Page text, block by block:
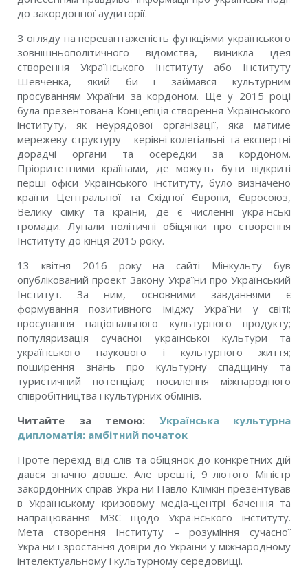
до закордонної аудиторії.
З огляду на перевантаженість функціями українського
зовнішньополітичного відомства, виникла ідея
створення Українського Інституту або Інституту
Шевченка, який би і займався культурним
просуванням України за кордоном. Ще у 2015 році
була презентована Концепція створення Українського
інституту, як неурядової організації, яка матиме
мережеву структуру – керівні колегіальні та експертні
дорадчі органи та осередки за кордоном.
Пріоритетними країнами, де можуть бути відкриті
перші офіси Українського інституту, було визначено
країни Центральної та Східної Європи, Євросоюз,
Велику сімку та країни, де є численні українські
громади. Лунали політичні обіцянки про створення
Інституту до кінця 2015 року.
13 квітня 2016 року на сайті Мінкульту був
опублікований проект Закону України про Український
Інститут. За ним, основними завданнями є
формування позитивного іміджу України у світі;
просування національного культурного продукту;
популяризація сучасної української культури та
українського наукового і культурного життя;
поширення знань про культурну спадщину та
туристичний потенціал; посилення міжнародного
співробітництва і культурних обмінів.
Читайте за темою: Українська культурна
дипломатія: амбітний початок
Проте перехід від слів та обіцянок до конкретних дій
дався значно довше. Але врешті, 9 лютого Міністр
закордонних справ України Павло Клімкін презентував
в Українському кризовому медіа-центрі бачення та
напрацювання МЗС щодо Українського інституту.
Мета створення Інституту – розуміння сучасної
України і зростання довіри до України у міжнародному
інтелектуальному і культурному середовищі.